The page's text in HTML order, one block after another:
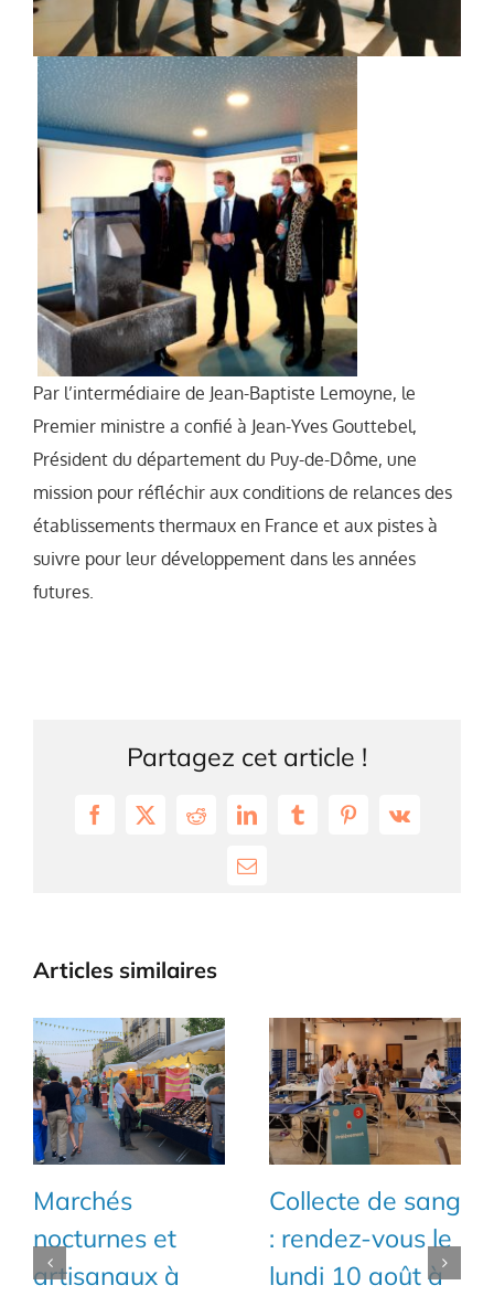
Par l’intermédiaire de Jean-Baptiste Lemoyne, le
Premier ministre a confié à Jean-Yves Gouttebel,
Président du département du Puy-de-Dôme, une
mission pour réfléchir aux conditions de relances des
établissements thermaux en France et aux pistes à
suivre pour leur développement dans les années
futures.
Partagez cet article !
Facebook
X RedditLinkedInTumblrPinterest
Vk
Email
Articles similaires
Marchés
nocturnes et
artisanaux à
Collecte de sang
: rendez-vous le
lundi 10 août à